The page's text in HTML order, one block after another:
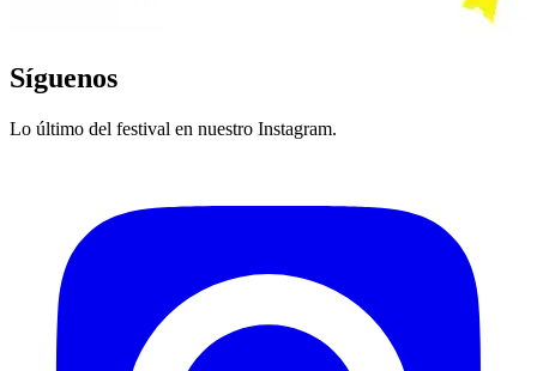
Síguenos
Lo último del festival en nuestro Instagram.